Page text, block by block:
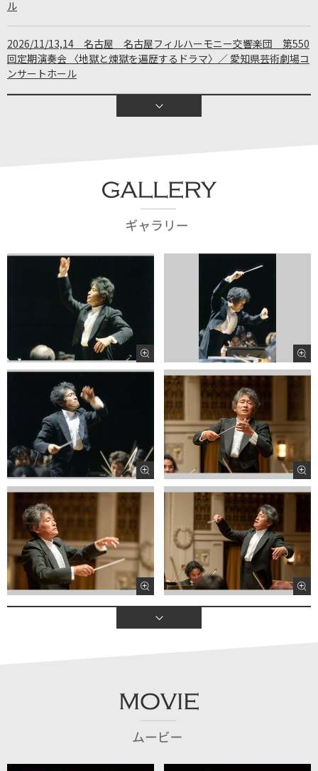
ル
2026/11/13,14 名古屋 名古屋フィルハーモニー交響楽団 第550
回定期演奏会 〈地獄と煉獄を遍歴するドラマ〉／ 愛知県芸術劇場コ
ンサートホール